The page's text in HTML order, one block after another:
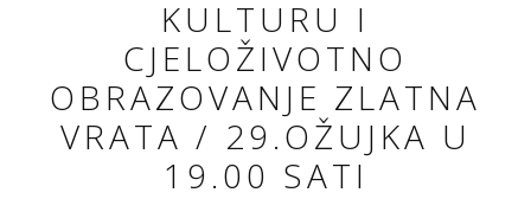
KULTURU I
CJELOŽIVOTNO
OBRAZOVANJE ZLATNA
VRATA / 29.OŽUJKA U
19.00 SATI